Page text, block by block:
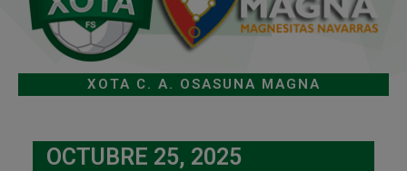
XOTA C. A. OSASUNA MAGNA
OCTUBRE 25, 2025